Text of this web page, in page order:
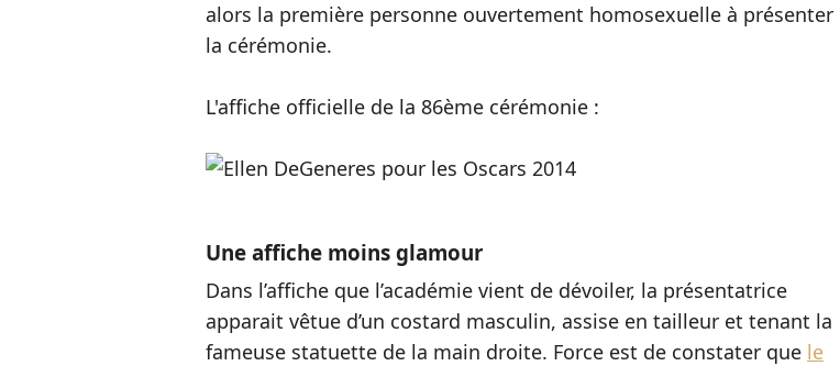
alors la première personne ouvertement homosexuelle à présenter
la cérémonie.
L'affiche officielle de la 86ème cérémonie :
Une affiche moins glamour
Dans l’affiche que l’académie vient de dévoiler, la présentatrice
apparait vêtue d’un costard masculin, assise en tailleur et tenant la
fameuse statuette de la main droite. Force est de constater que le